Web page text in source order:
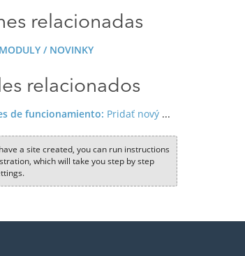
relacionadas
/ NOVINKY
relacionados
de funcionamiento: Pridať nový modul
a site created, you can run instructions
which will take you step by step